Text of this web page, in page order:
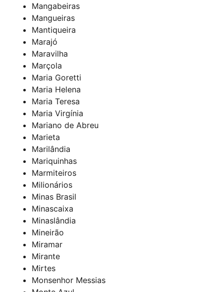
Mangabeiras
Mangueiras
Mantiqueira
Marajó
Maravilha
Marçola
Maria Goretti
Maria Helena
Maria Teresa
Maria Virgínia
Mariano de Abreu
Marieta
Marilândia
Mariquinhas
Marmiteiros
Milionários
Minas Brasil
Minascaixa
Minaslândia
Mineirão
Miramar
Mirante
Mirtes
Monsenhor Messias